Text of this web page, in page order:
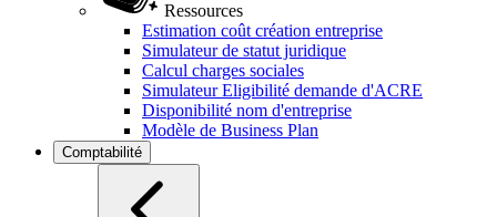
Ressources
Estimation coût création entreprise
Simulateur de statut juridique
Calcul charges sociales
Simulateur Eligibilité demande d'ACRE
Disponibilité nom d'entreprise
Modèle de Business Plan
Comptabilité